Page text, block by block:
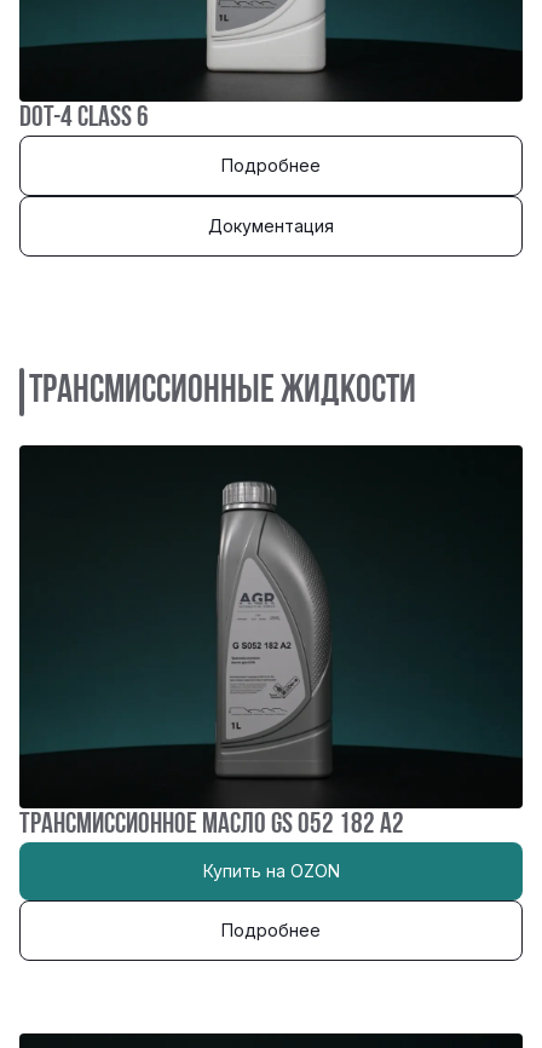
DOT-4 CLASS 6
Подробнее
Документация
Трансмиссионные жидкости
ТРАНСМИССИОННОЕ МАСЛО gs 052 182 a2
Купить на OZON
Подробнее